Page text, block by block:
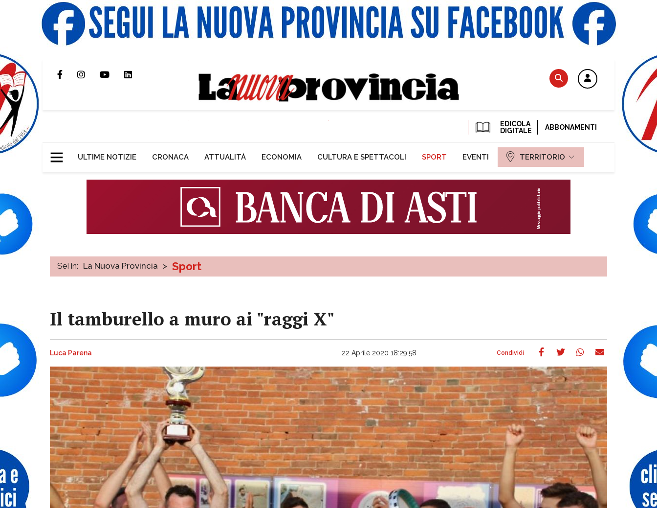
EDICOLA
DIGITALE
ABBONAMENTI
ULTIME NOTIZIE CRONACA ATTUALITÀ ECONOMIA CULTURA E SPETTACOLI SPORT EVENTI TERRITORIO
Sei in: La Nuova Provincia > Sport
Il tamburello a muro ai "raggi X"
Luca Parena 22 Aprile 2020 18:29:58